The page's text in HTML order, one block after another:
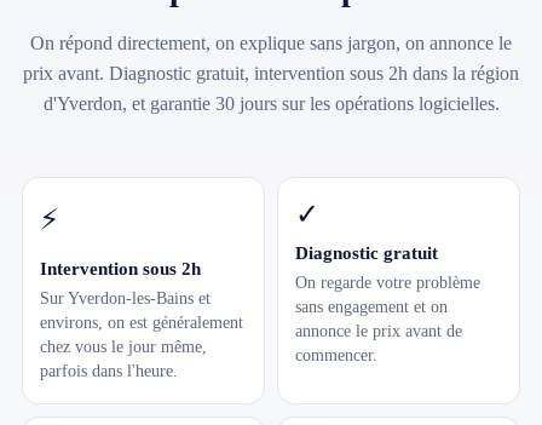
On répond directement, on explique sans jargon, on annonce le
prix avant. Diagnostic gratuit, intervention sous 2h dans la région
d'Yverdon, et garantie 30 jours sur les opérations logicielles.
⚡
Intervention sous 2h
Sur Yverdon-les-Bains et
environs, on est généralement
chez vous le jour même,
parfois dans l'heure.
✓
Diagnostic gratuit
On regarde votre problème
sans engagement et on
annonce le prix avant de
commencer.